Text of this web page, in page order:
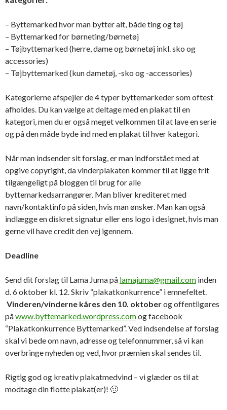
– Byttemarked hvor man bytter alt, både ting og tøj
– Byttemarked for børneting/børnetøj
– Tøjbyttemarked (herre, dame og børnetøj inkl. sko og
accessories)
– Tøjbyttemarked (kun dametøj, -sko og -accessories)
Kategorierne afspejler de 4 typer byttemarkeder som oftest
afholdes. Du kan vælge at deltage med en plakat til en
kategori, men du er også meget velkommen til at lave en serie
og på den måde byde ind med en plakat til hver kategori.
Når man indsender sit forslag, er man indforstået med at
opgive copyright, da vinderplakaten kommer til at ligge frit
tilgængeligt på bloggen til brug for alle
byttemarkedsarrangører. Man bliver krediteret med
navn/kontaktinfo på siden, hvis man ønsker. Man kan også
indlægge en diskret signatur eller ens logo i designet, hvis man
gerne vil have credit den vej igennem.
Deadline
Send dit forslag til Lama Juma på lamajuma@gmail.com inden
d. 6 oktober kl. 12. Skriv “plakatkonkurrence” i emnefeltet.
Vinderen/vinderne kåres den 10. oktoberog offentligøres
påwww.byttemarked.wordpress.comog facebook
“Plakatkonkurrence Byttemarked”. Ved indsendelse af forslag
skal vi bede om navn, adresse og telefonnummer, så vi kan
overbringe nyheden og ved, hvor præmien skal sendes til.
Rigtig god og kreativ plakatmedvind – vi glæder os til at
modtage din flotte plakat(er)! 🙂